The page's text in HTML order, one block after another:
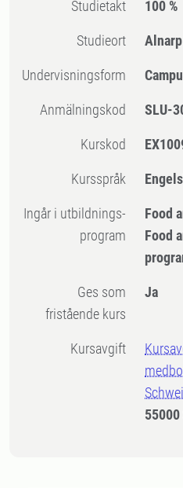
Studietakt 100 %
Studieort Alnarp
Undervisningsform
Anmälningskod SLU-
Kurskod
Kursspråk
Ingår i utbildnings-
program
Food
Food
Ges som
fristående kurs
Ja
Kursavgift
55000